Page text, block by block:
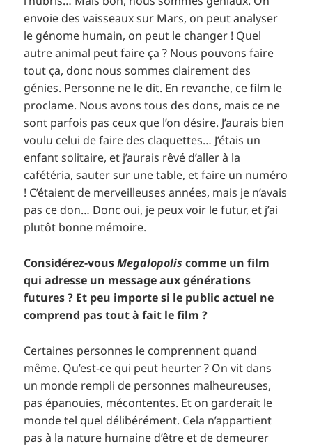
envoie des vaisseaux sur Mars, on peut analyser
le génome humain, on peut le changer ! Quel
autre animal peut faire ça ? Nous pouvons faire
tout ça, donc nous sommes clairement des
génies. Personne ne le dit. En revanche, ce film le
proclame. Nous avons tous des dons, mais ce ne
sont parfois pas ceux que l’on désire. J’aurais bien
voulu celui de faire des claquettes… J’étais un
enfant solitaire, et j’aurais rêvé d’aller à la
cafétéria, sauter sur une table, et faire un numéro
! C’étaient de merveilleuses années, mais je n’avais
pas ce don… Donc oui, je peux voir le futur, et j’ai
plutôt bonne mémoire.
Considérez-vousMegalopolis comme un film
qui adresse un message aux générations
futures ? Et peu importe si le public actuel ne
comprend pas tout à fait le film ?
Certaines personnes le comprennent quand
même. Qu’est-ce qui peut heurter ? On vit dans
un monde rempli de personnes malheureuses,
pas épanouies, mécontentes. Et on garderait le
monde tel quel délibérément. Cela n’appartient
pas à la nature humaine d’être et de demeurer